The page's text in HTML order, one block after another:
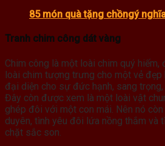
85 món quà tặng chồngý
Tranh chim công dát vàng
Chim công là một loài chim quý
loài chim tượng trưng cho một vẻ đẹp
đại diện cho sự đức hạnh, sang trọng,
Đây còn được xem là một loài vật
ghép đôi với một con mái. Nên nó
duyên, tình yêu đôi lứa nồng thắm và
chặt sắc son.